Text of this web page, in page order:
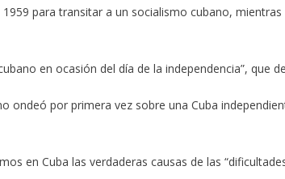
para transitar a un socialismo cubano,
en ocasión del día de la independencia”, que
ondeó por primera vez sobre una Cuba
en Cuba las verdaderas causas de las